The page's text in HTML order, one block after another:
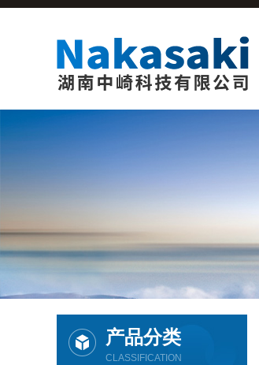
产品分类
CLASSIFICATION